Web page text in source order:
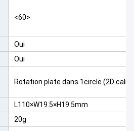
<60>
Oui
Oui
Rotation plate dans 1circle (2D
L110×W19.5×H19.5mm
20g